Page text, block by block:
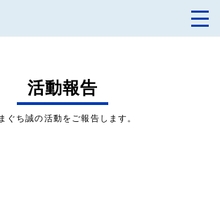
活動報告
ぐち誠の活動をご報告します。